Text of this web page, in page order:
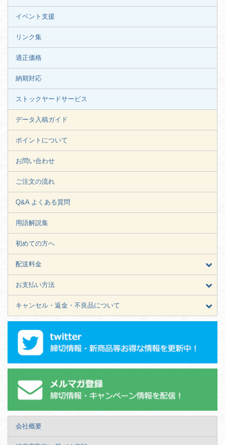
イベント支援
リンク集
適正価格
納期対応
ストックヤードサービス
データ入稿ガイド
ポイントについて
お問い合わせ
ご注文の流れ
Q&A よくある質問
用語解説集
初めての方へ
配送料金
お支払い方法
キャンセル・返金・不良品について
会社概要